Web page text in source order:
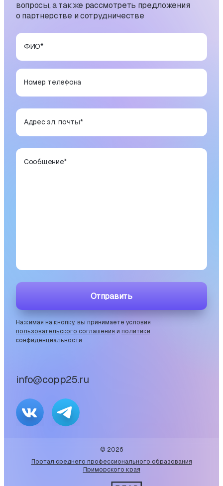
info@copp25.ru
вопросы, а также рассмотреть предложения
о партнерстве и сотрудничестве
ФИО*
Номер телефона
Адрес эл. почты*
Сообщение*
Отправить
Нажимая на кнопку, вы принимаете условия
пользовательского соглашения и политики
конфиденциальности
© 2026
Портал среднего профессионального образования
Приморского края